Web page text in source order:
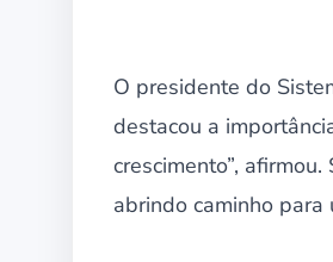
O presidente do
destacou a
crescimento”,
abrindo caminho